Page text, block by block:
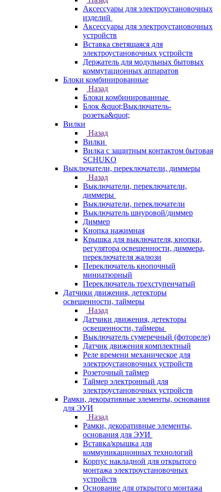
Аксессуары для электроустановочных
изделий
Аксессуары для электроустановочных
устройств
Вставка светящаяся для
электроустановочных устройств
Держатель для модульных бытовых
коммутационных аппаратов
Блоки комбинированные
Назад
Блоки комбинированные
Блок &quot;Выключатель-
розетка&quot;
Вилки
Назад
Вилки
Вилка с защитным контактом бытовая
SCHUKO
Выключатели, переключатели, диммеры
Назад
Выключатели, переключатели,
диммеры
Выключатели, переключатели
Выключатель шнуровой/диммер
Диммер
Кнопка нажимная
Крышка для выключателя, кнопки,
регулятора освещенности, диммера,
переключателя жалюзи
Переключатель кнопочный
миниатюрный
Переключатель трехступенчатый
Датчики движения, детекторы
освещенности, таймеры
Назад
Датчики движения, детекторы
освещенности, таймеры
Выключатель сумеречный (фотореле)
Датчик движения комплектный
Реле времени механическое для
электроустановочных устройств
Розеточный таймер
Таймер электронный для
электроустановочных устройств
Рамки, декоративные элементы, основания
для ЭУИ
Назад
Рамки, декоративные элементы,
основания для ЭУИ
Вставка/крышка для
коммуникационных технологий
Корпус накладной для открытого
монтажа электроустановочных
устройств
Основание для открытого монтажа